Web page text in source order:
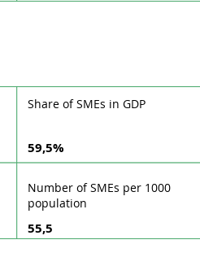
Share of SMEs in GDP
59,5%
Number of SMEs per 1000
population
55,5